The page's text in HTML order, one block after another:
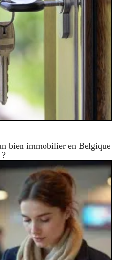
bien immobilier en Belgique
?